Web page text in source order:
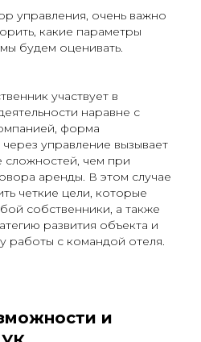
управления, очень важно
какие параметры
будем оценивать.
участвует в
наравне с
форма
через управление вызывает
сложностей, чем при
аренды. В этом случае
четкие цели, которые
собственники, а также
развития объекта и
работы с командой отеля.
и